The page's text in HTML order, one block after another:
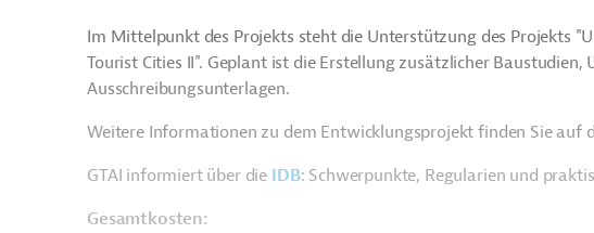
Im Mittelpunkt des Projekts steht die Unterstützung des Projekts
Tourist Cities II". Geplant ist die Erstellung zusätzlicher
Ausschreibungsunterlagen.
Weitere Informationen zu dem Entwicklungsprojekt finden Sie auf
GTAI informiert über die IDB: Schwerpunkte, Regularien und
Gesamtkosten: